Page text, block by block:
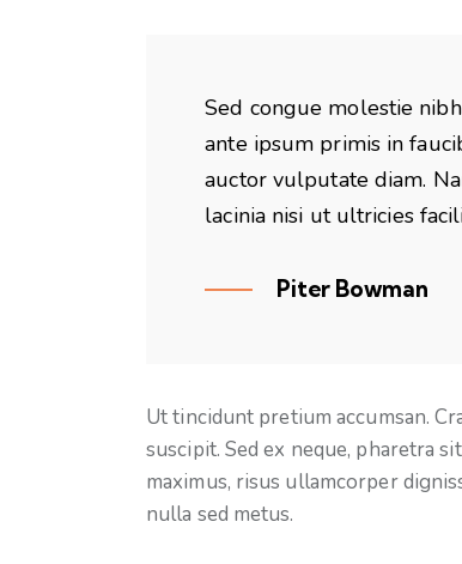
Sed congue molestie
ante ipsum primis in
auctor vulputate diam.
lacinia nisi ut ultricies
Piter Bowman
Ut tincidunt pretium accumsan.
suscipit. Sed ex neque, pharetra
maximus, risus ullamcorper
nulla sed metus.